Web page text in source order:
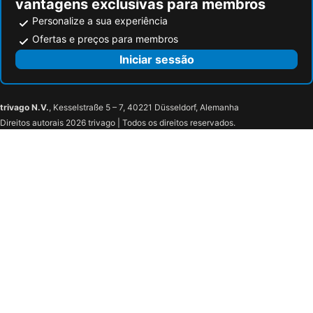
vantagens exclusivas para membros
Personalize a sua experiência
Ofertas e preços para membros
Iniciar sessão
trivago N.V., Kesselstraße 5 – 7, 40221 Düsseldorf, Alemanha
Direitos autorais 2026 trivago | Todos os direitos reservados.